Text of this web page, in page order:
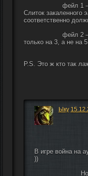
Слиток закаленного
соответственно
только на 3, а не на
P.S. Это ж кто так
Ыку
В игре война на
))